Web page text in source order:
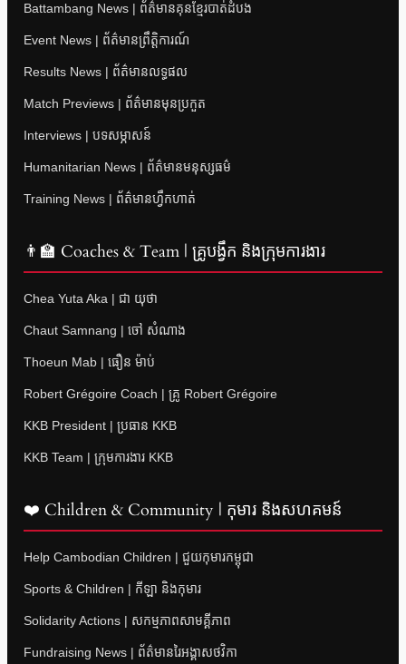
Battambang News | ព័ត៌មានគុនខ្មែរបាត់ដំបង
Event News | ព័ត៌មានព្រឹត្តិការណ៍
Results News | ព័ត៌មានលទ្ធផល
Match Previews | ព័ត៌មានមុនប្រកួត
Interviews | បទសម្ភាសន៍
Humanitarian News | ព័ត៌មានមនុស្សធម៌
Training News | ព័ត៌មានហ្វឹកហាត់
👨‍🏫 Coaches & Team | គ្រូបង្វឹក និងក្រុមការងារ
Chea Yuta Aka | ជា យុថា
Chaut Samnang | ចៅ សំណាង
Thoeun Mab | ធឿន ម៉ាប់
Robert Grégoire Coach | គ្រូ Robert Grégoire
KKB President | ប្រធាន KKB
KKB Team | ក្រុមការងារ KKB
❤️ Children & Community | កុមារ និងសហគមន៍
Help Cambodian Children | ជួយកុមារកម្ពុជា
Sports & Children | កីឡា និងកុមារ
Solidarity Actions | សកម្មភាពសាមគ្គីភាព
Fundraising News | ព័ត៌មានរៃអង្គាសថវិកា